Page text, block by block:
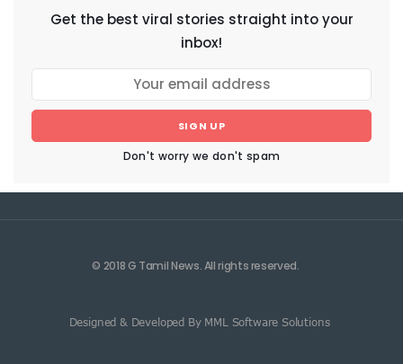
Get the best viral stories straight into your
inbox!
SIGN UP
Don't worry we don't spam
© 2018 G Tamil News. All rights reserved.
Designed & Developed By MML Software Solutions